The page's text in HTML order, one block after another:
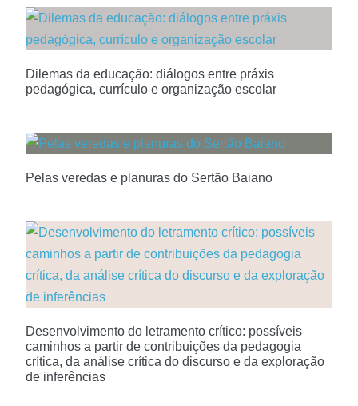
Dilemas da educação: diálogos entre práxis
pedagógica, currículo e organização escolar
Pelas veredas e planuras do Sertão Baiano
Desenvolvimento do letramento crítico: possíveis
caminhos a partir de contribuições da pedagogia
crítica, da análise crítica do discurso e da exploração
de inferências